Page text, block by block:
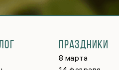
ПРАЗДНИКИ
8 марта